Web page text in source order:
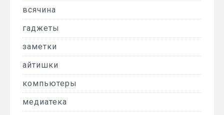
всячина
гаджеты
заметки
айтишки
компьютеры
медиатека